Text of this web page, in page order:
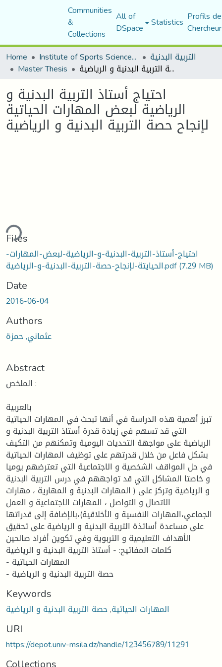
Communities
&
Collections
All of
DSpace Statistics Profils
Home
Institute of Sports Sciences and Techniques التربية البدنية
Master Thesis احتياج أستاذ التربية البدنية و الرياضية لبعض المهارات الحياتية لإنجاح حصة التربية البدنية و الرياضية
احتياج أستاذ التربية البدنية و
الرياضية لبعض المهارات الحياتية
لإنجاح حصة التربية البدنية و الرياضية
Files
احتياج-أستاذ-التربية-البدنية-و-الرياضية-لبعض-المهارات-
الحيايتة-لإنجاح-حصة-التربية-البدنية-و-الرياضية.pdf(7.29 MB)
Date
2016-06-04
Authors
عثماني, حمزة
Abstract
الملخص :
بالعربية
تبرز أهمية هذه الدراسة في أنها تبحث في المهارات الحياتية
التي قد تسهم في زيادة قدرة أستاذ التربية البدنية و
الرياضية على مواجهة التحديات اليومية وتمكنهم من التكيف
بشكل فاعل من خلال قدرتهم على توظيف المهارات الحياتية
في حل المواقف الشخصية و الاجتماعية التي تعترضهم يوميا
و خاصتا المشاكل التي قد تواجههم في درس التربية البدنية
و الرياضية وتركز على ( المهارات البدنية و المهارية ، مهارات
الاتصال و التواصل ، المهارات الاجتماعية و العمل
الجماعي،المهارات النفسية و الأخلاقية)،بالإضافة إلى قدراتها
على مساعدة أساتذة التربية البدنية و الرياضية على تحقيق
الأهداف التعليمية و التربوية وفي تكوين أفراد صالحين
كلمات المفاتيح: - أستاذ التربية البدنية و الرياضية
- المهارات الحياتية
- حصة التربية البدنية و الرياضية
Keywords
المهارات الحياتية,حصة التربية البدنية و الرياضية
URI
https://depot.univ-msila.dz/handle/123456789/11291